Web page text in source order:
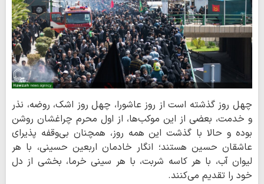
چهل روز گذشته است از روز عاشورا، چهل روز اشک، روضه، نذر
و خدمت، بعضی از این موکب‌ها، از اول محرم چراغشان روشن
بوده و حالا با گذشت این همه روز، همچنان بی‌وقفه پذیرای
عاشقان حسین هستند؛ انگار خادمان اربعین حسینی، با هر
لیوان آب، با هر کاسه شربت، با هر سینی خرما، بخشی از دل
خود را تقدیم می‌کنند.